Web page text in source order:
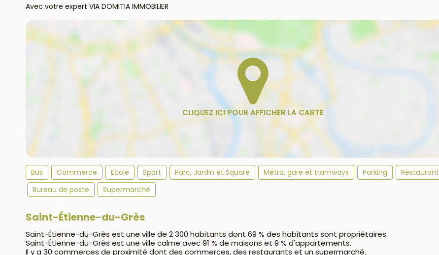
Avec votre expert VIA DOMITIA IMMOBILIER
Bus Commerce Ecole Sport Parc, Jardin et Square Métro, gare et tramways Parking
Restaurant
Bureau de poste
Supermarché
Saint-Étienne-du-Grès
Saint-Étienne-du-Grès est une ville de 2 300 habitants dont 69 % des habitants sont propriétaires.
Saint-Étienne-du-Grès est une ville calme avec 91 % de maisons et 9 % d'appartements.
Il y a 30 commerces de proximité dont des commerces, des restaurants et un supermarché.